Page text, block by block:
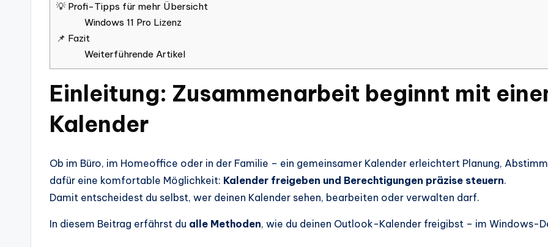
💡 Profi-Tipps für mehr Übersicht
Windows 11 Pro Lizenz
📌 Fazit
Weiterführende Artikel
Einleitung: Zusammenarbeit beginnt mit
Kalender
Ob im Büro, im Homeoffice oder in der Familie – ein gemeinsamer Kalender erleichtert Planung,
dafür eine komfortable Möglichkeit: Kalender freigeben und Berechtigungen präzise steuern.
Damit entscheidest du selbst, wer deinen Kalender sehen, bearbeiten oder verwalten darf.
In diesem Beitrag erfährst du alle Methoden, wie du deinen Outlook-Kalender freigibst – im Windows-